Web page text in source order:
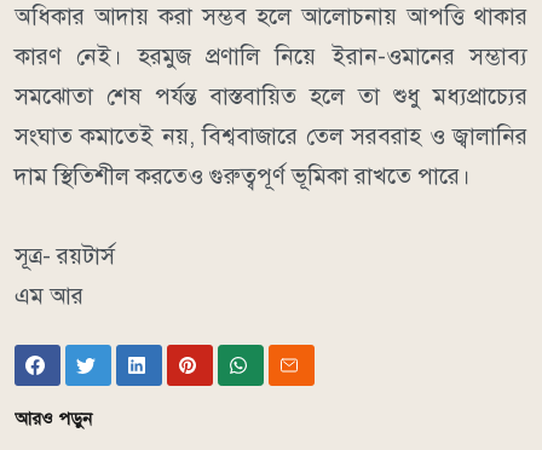
অধিকার আদায় করা সম্ভব হলে আলোচনায় আপত্তি থাকার
কারণ নেই।হরমুজ প্রণালি নিয়ে ইরান-ওমানের সম্ভাব্য
সমঝোতা শেষ পর্যন্ত বাস্তবায়িত হলে তা শুধু মধ্যপ্রাচ্যের
সংঘাত কমাতেই নয়, বিশ্ববাজারে তেল সরবরাহ ও জ্বালানির
দাম স্থিতিশীল করতেও গুরুত্বপূর্ণ ভূমিকা রাখতে পারে।
সূত্র- রয়টার্স
এম আর
আরও পড়ুন